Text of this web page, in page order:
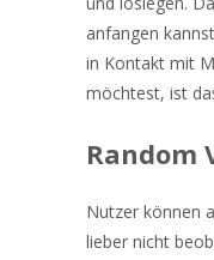
anfangen
in Kontakt mit
möchtest, ist
Random
Nutzer können
lieber nicht